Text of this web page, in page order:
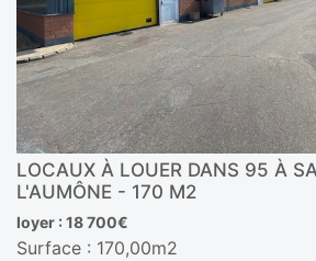
LOCAUX À LOUER DANS 95 À
L'AUMÔNE - 170 M2
loyer : 18 700€
Surface : 170,00m2